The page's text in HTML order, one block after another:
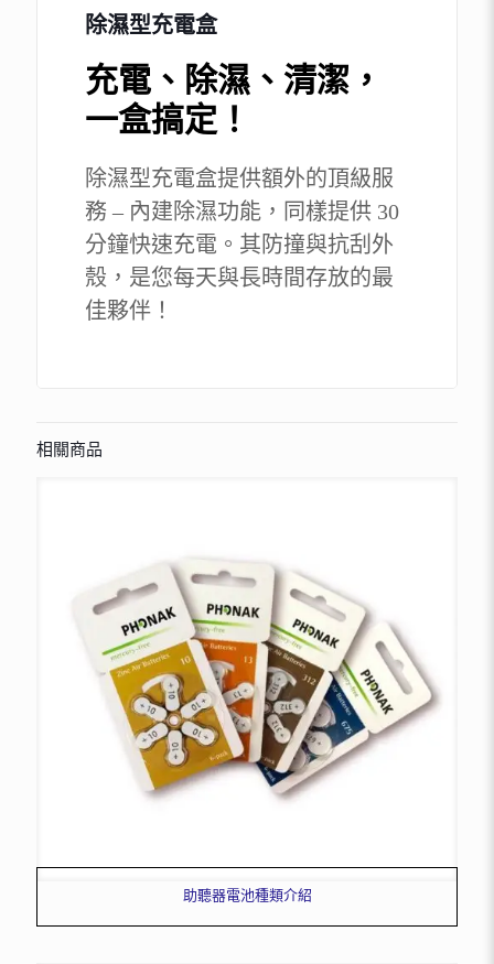
除濕型充電盒
充電、除濕、清潔，
一盒搞定！
除濕型充電盒提供額外的頂級服
務 – 內建除濕功能，同樣提供 30
分鐘快速充電。其防撞與抗刮外
殼，是您每天與長時間存放的最
佳夥伴！
相關商品
助聽器電池種類介紹